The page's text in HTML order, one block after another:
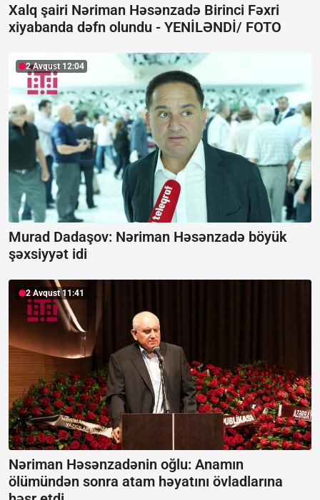
Xalq şairi Nəriman Həsənzadə Birinci Fəxri
xiyabanda dəfn olundu - YENİLƏNDİ/ FOTO
2 Avqust 12:04
Murad Dadaşov: Nəriman Həsənzadə böyük
şəxsiyyət idi
2 Avqust 11:41
Nəriman Həsənzadənin oğlu: Anamın
ölümündən sonra atam həyatını övladlarına